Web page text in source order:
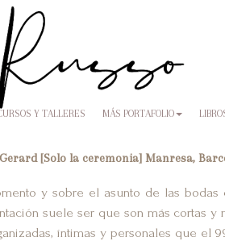
Y TALLERES MÁS PORTAFOLIO
[Solo la ceremonia] Manresa,
y sobre el asunto de las
suele ser que son más cortas y
íntimas y personales que el